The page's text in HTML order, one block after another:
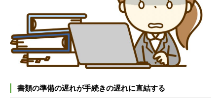
書類の準備の遅れが手続きの遅れに直結する